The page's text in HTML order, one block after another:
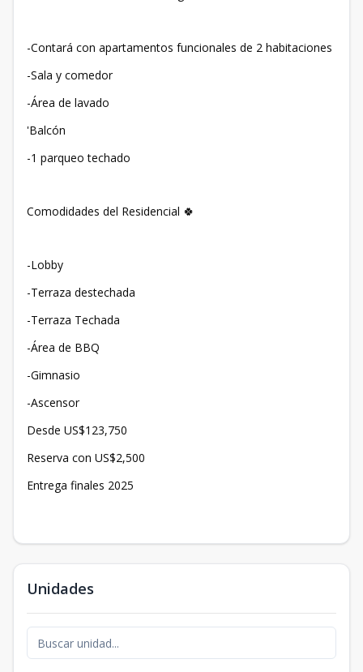
-Contará con apartamentos funcionales de 2 habitaciones
-Sala y comedor
-Área de lavado
'Balcón
-1 parqueo techado
Comodidades del Residencial 🍀
-Lobby
-Terraza destechada
-Terraza Techada
-Área de BBQ
-Gimnasio
-Ascensor
Desde US$123,750
Reserva con US$2,500
Entrega finales 2025
Unidades